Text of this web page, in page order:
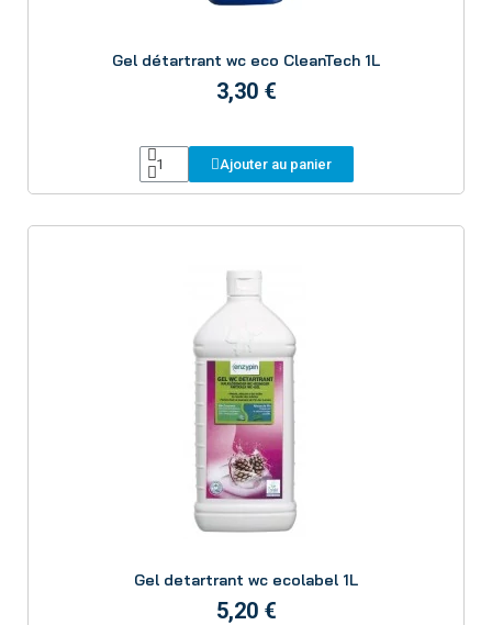
Gel détartrant wc eco CleanTech 1L
3,30 €
Ajouter au panier
Gel detartrant wc ecolabel 1L
5,20 €